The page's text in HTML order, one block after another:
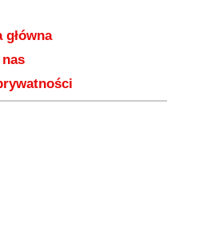
główna